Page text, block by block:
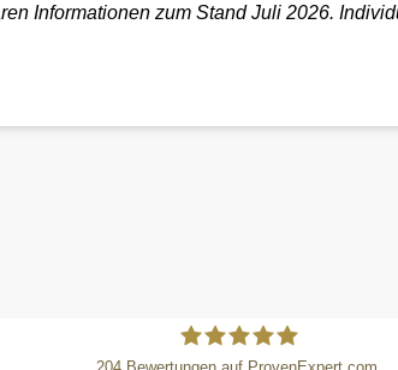
Informationen zum Stand Juli 2026.